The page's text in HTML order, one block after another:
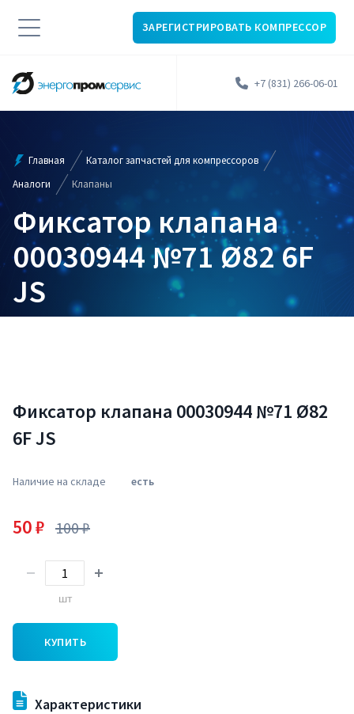
ЗАРЕГИСТРИРОВАТЬ КОМПРЕССОР
+7 (831) 266-06-01
Главная
Каталог запчастей для компрессоров
Аналоги
Клапаны
Фиксатор клапана
00030944 №71 Ø82 6F
JS
Фиксатор клапана 00030944 №71 Ø82
6F JS
Наличие на складе есть
50 ₽ 100 ₽
шт
КУПИТЬ
Характеристики